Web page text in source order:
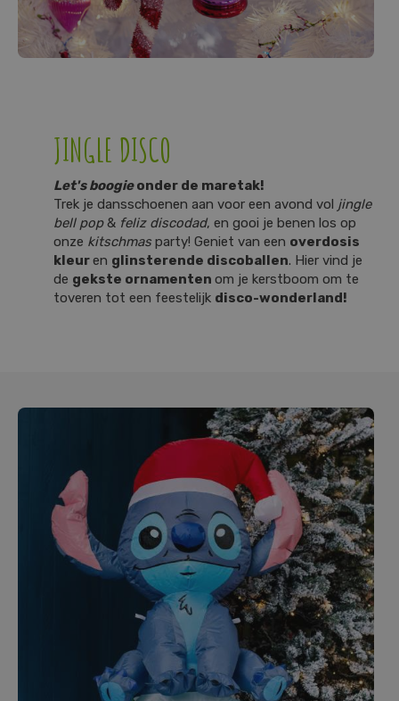
JINGLE DISCO
Let's boogieonder de maretak!
Trek je dansschoenen aan voor een avond vol jingle
bell pop& feliz discodad, en gooi je benen los op
onze kitschmas party! Geniet van een overdosis
kleuren glinsterende discoballen. Hier vind je
de gekste ornamenten om je kerstboom om te
toveren tot een feestelijk disco-wonderland!